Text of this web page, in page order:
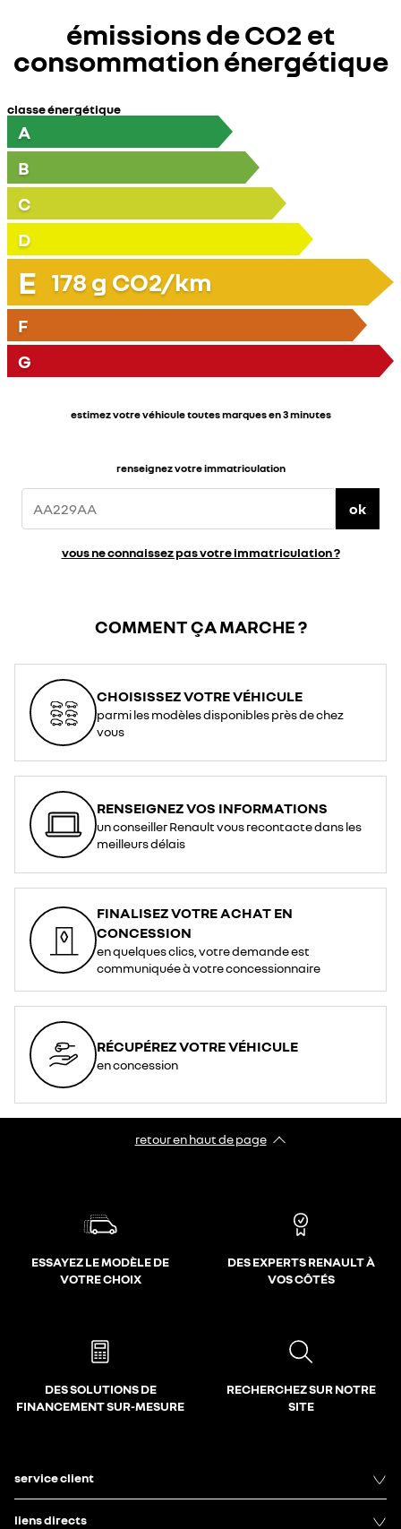
émissions de CO2 et
consommation énergétique
classe énergétique
A
B
C
D
E 178 g CO2/km
F
G
estimez votre véhicule toutes marques en 3 minutes
renseignez votre immatriculation
ok
vous ne connaissez pas votre immatriculation ?
COMMENT ÇA MARCHE ?
CHOISISSEZ VOTRE VÉHICULE
parmi les modèles disponibles près de chez
vous
RENSEIGNEZ VOS INFORMATIONS
un conseiller Renault vous recontacte dans les
meilleurs délais
FINALISEZ VOTRE ACHAT EN
CONCESSION
en quelques clics, votre demande est
communiquée à votre concessionnaire
RÉCUPÉREZ VOTRE VÉHICULE
en concession
retour en haut de page​
ESSAYEZ LE MODÈLE DE
VOTRE CHOIX
DES EXPERTS RENAULT À
VOS CÔTÉS
DES SOLUTIONS DE
FINANCEMENT SUR-MESURE
RECHERCHEZ SUR NOTRE
SITE
service client
liens directs